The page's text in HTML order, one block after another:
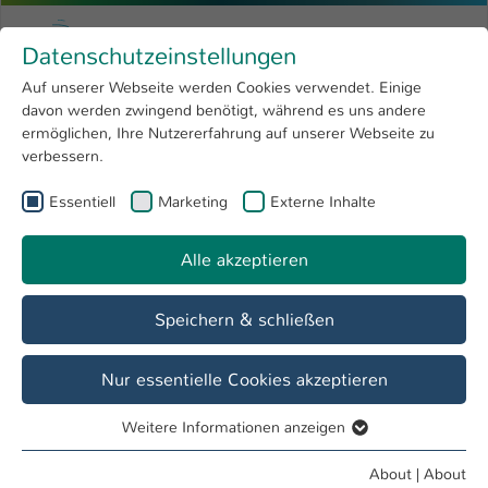
Menu
Research 4
Open submenu
University
International
Skip to main content
University of Applied Sciences
You are here:
Menschen und Projekte
Datenschutzeinstellungen
Auf unserer Webseite werden Cookies verwendet. Einige
davon werden zwingend benötigt, während es uns andere
ermöglichen, Ihre Nutzererfahrung auf unserer Webseite zu
verbessern.
Essentiell Marketing Externe Inhalte
Alle akzeptieren
Speichern & schließen
Nur essentielle Cookies akzeptieren
Essentielle Cookies werden für grundlegende Funktionen
Weitere Informationen anzeigen
About | About